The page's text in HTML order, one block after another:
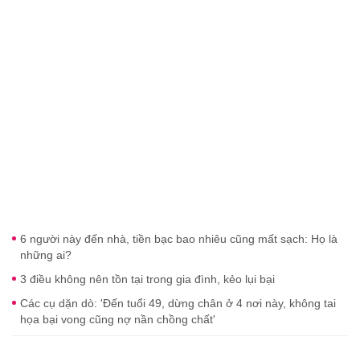
6 người này đến nhà, tiền bạc bao nhiêu cũng mất sạch: Họ là
những ai?
3 điều không nên tồn tại trong gia đình, kẻo lụi bại
Các cụ dặn dò: 'Đến tuổi 49, dừng chân ở 4 nơi này, không tai
họa bại vong cũng nợ nần chồng chất'